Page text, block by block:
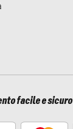
facile e sicuro